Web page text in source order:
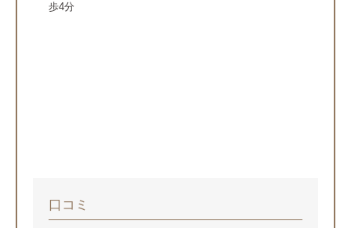
駅」11番出口より徒歩3分 地下鉄「京橋駅」7番出口より徒
口コミ